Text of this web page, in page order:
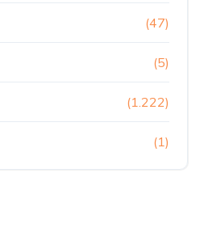
(47)
(5)
(1.222)
(1)